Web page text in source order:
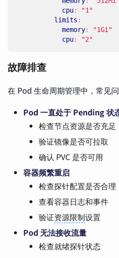
cpu:
"1"
limits :
memory:
"1Gi"
cpu: "2"
故障排查
在 Pod 生命周期管理中，常见
Pod 一直处于 Pending 状
检查节点资源是否充足
验证镜像是否可拉取
确认 PVC 是否可用
容器频繁重启
检查探针配置是否合理
查看容器日志和事件
验证资源限制设置
Pod 无法接收流量
检查就绪探针状态